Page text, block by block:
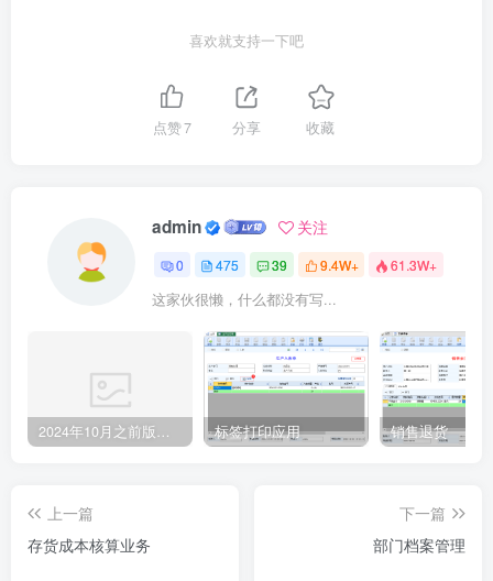
喜欢就支持一下吧
点赞7 分享 收藏
admin 关注
0 475 39 9.4W+ 61.3W+
这家伙很懒，什么都没有写...
标签打印应用 销售退货
上一篇
存货成本核算业务
下一篇
部门档案管理